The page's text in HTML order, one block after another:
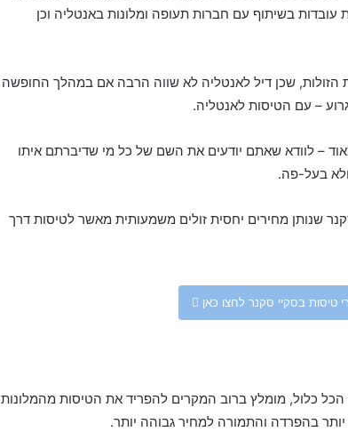
בשיתוף עם חברות תעופה ומלונות באנטליה וכן
הזולות, שכן דיל לאנטליה לא שווה הרבה אם במהלך החופשה
– עם הטיסות לאנטליה.
– לוודא שאתם יודעים את השם של כל מי שדיברתם איתו
בעל-פה.
שנותן מחירים יחסית זולים משמעותית מאשר לטיסות דרך
טיסות בסקיי סקנר לחצו כאן
הכל כלול, מומלץ ברוב המקרים להפריד את הטיסות מהמלונות
בהפרדה והתמורה למחיר גבוהה יותר.